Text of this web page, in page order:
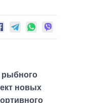
рыбного
новых